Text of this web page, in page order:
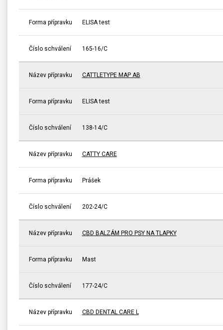
Forma přípravku ELISA test
Číslo schválení 165-16/C
Název přípravku CATTLETYPE MAP AB
Forma přípravku ELISA test
Číslo schválení 138-14/C
Název přípravku CATTY CARE
Forma přípravku Prášek
Číslo schválení 202-24/C
Název přípravku CBD BALZÁM PRO PSY NA TLAPKY
Forma přípravku Mast
Číslo schválení 177-24/C
Název přípravku CBD DENTAL CARE L